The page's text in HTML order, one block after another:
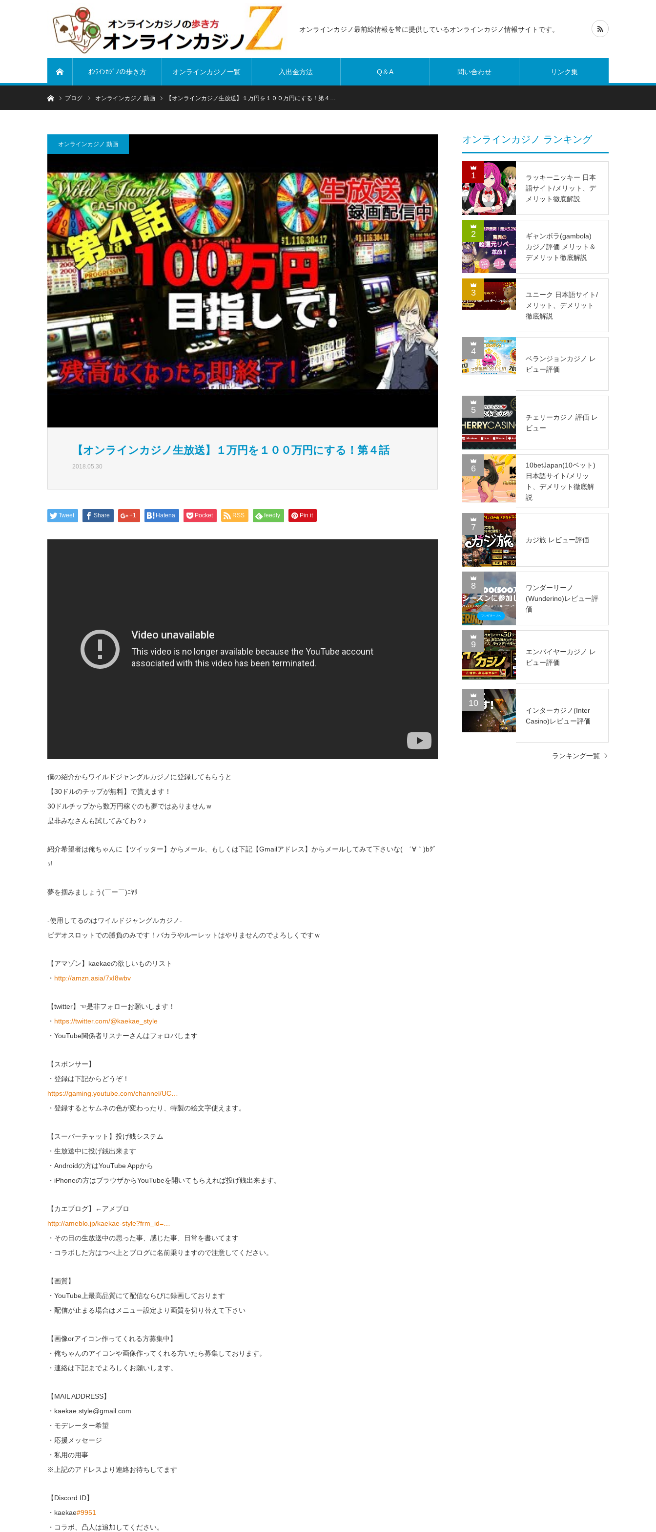
オンラインカジノ最前線情報を常に提供しているオンラインカジノ情報サイトです。
ｵﾝﾗｲﾝｶｼﾞﾉの歩き方 オンラインカジノ一覧 入出金方法 Q＆A 問い合わせ リンク集
ホームブログ オンラインカジノ 動画 【オンラインカジノ生放送】１万円を１００万円にする！第４…
オンラインカジノ 動画
【オンラインカジノ生放送】１万円を１００万円にする！第４話
2018.05.30
Tweet Share +1 Hatena Pocket RSS feedly Pin it
僕の紹介からワイルドジャングルカジノに登録してもらうと
【30ドルのチップが無料】で貰えます！
30ドルチップから数万円稼ぐのも夢ではありませんｗ
是非みなさんも試してみてわ？♪
紹介希望者は俺ちゃんに【ツイッター】からメール、もしくは下記【Gmailアドレス】からメールしてみて下さいな( ´∀｀)bｸﾞ
ｯ!
夢を掴みましょう(￣ー￣)ﾆﾔﾘ
-使用してるのはワイルドジャングルカジノ-
ビデオスロットでの勝負のみです！バカラやルーレットはやりませんのでよろしくですｗ
【アマゾン】kaekaeの欲しいものリスト
・ http://amzn.asia/7xI8wbv
【twitter】☜是非フォローお願いします！
・ https://twitter.com/@kaekae_style
・YouTube関係者リスナーさんはフォロバします
【スポンサー】
・登録は下記からどうぞ！
https://gaming.youtube.com/channel/UC…
・登録するとサムネの色が変わったり、特製の絵文字使えます。
【スーパーチャット】投げ銭システム
・生放送中に投げ銭出来ます
・Androidの方はYouTube Appから
・iPhoneの方はブラウザからYouTubeを開いてもらえれば投げ銭出来ます。
【カエブログ】←アメブロ
http://ameblo.jp/kaekae-style?frm_id=…
・その日の生放送中の思った事、感じた事、日常を書いてます
・コラボした方はつべ上とブログに名前乗りますので注意してください。
【画質】
・YouTube上最高品質にて配信ならびに録画しております
・配信が止まる場合はメニュー設定より画質を切り替えて下さい
【画像orアイコン作ってくれる方募集中】
・俺ちゃんのアイコンや画像作ってくれる方いたら募集しております。
・連絡は下記までよろしくお願いします。
【MAIL ADDRESS】
・kaekae.style@gmail.com
・モデレーター希望
・応援メッセージ
・私用の用事
※上記のアドレスより連絡お待ちしてます
【Discord ID】
・kaekae#9951
・コラボ、凸人は追加してください。
オンラインカジノ ランキング
1
ラッキーニッキー 日本
語サイト/メリット、デ
メリット徹底解説
2
ギャンボラ(gambola)
カジノ評価 メリット＆
デメリット徹底解説
3
ユニーク 日本語サイト/
メリット、デメリット
徹底解説
4
ベランジョンカジノ レ
ビュー評価
5
チェリーカジノ 評価 レ
ビュー
6
10betJapan(10ベット)
日本語サイト/メリッ
ト、デメリット徹底解
説
7
カジ旅 レビュー評価
8
ワンダーリーノ
(Wunderino)レビュー評
価
9
エンパイヤーカジノ レ
ビュー評価
10
インターカジノ(Inter
Casino)レビュー評価
ランキング一覧